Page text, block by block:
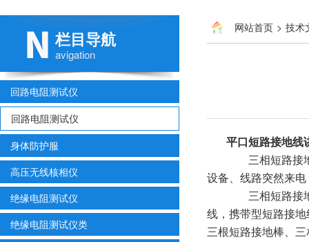
栏目导航
avigation
回路电阻测试仪
回路电阻测试仪
身体防护服
高压无线核相仪
绝缘电阻测试仪
绝缘电阻测试仪类
网站首页 > 技术
平口短路接地
三相短路接地
设备、线路突然来
三相短路接地
线，携带型短路接
三根短路接地棒、